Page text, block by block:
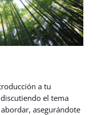
a tu
el tema
asegurándote